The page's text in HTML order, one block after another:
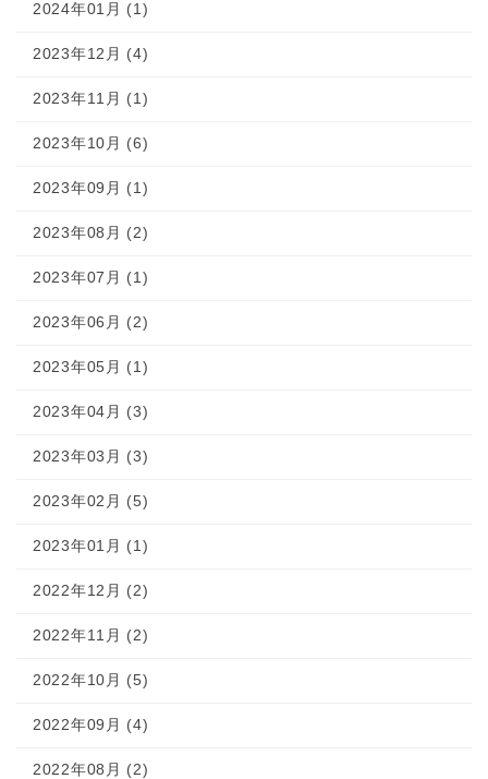
2024年01月 (1)
2023年12月 (4)
2023年11月 (1)
2023年10月 (6)
2023年09月 (1)
2023年08月 (2)
2023年07月 (1)
2023年06月 (2)
2023年05月 (1)
2023年04月 (3)
2023年03月 (3)
2023年02月 (5)
2023年01月 (1)
2022年12月 (2)
2022年11月 (2)
2022年10月 (5)
2022年09月 (4)
2022年08月 (2)